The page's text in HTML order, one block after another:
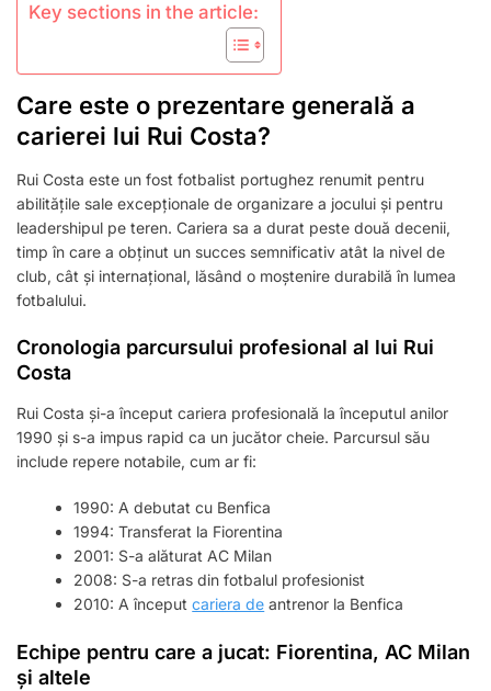
Key sections in the article:
Care este o prezentare generală a
carierei lui Rui Costa?
Rui Costa este un fost fotbalist portughez renumit pentru
abilitățile sale excepționale de organizare a jocului și pentru
leadershipul pe teren. Cariera sa a durat peste două decenii,
timp în care a obținut un succes semnificativ atât la nivel de
club, cât și internațional, lăsând o moștenire durabilă în lumea
fotbalului.
Cronologia parcursului profesional al lui Rui
Costa
Rui Costa și-a început cariera profesională la începutul anilor
1990 și s-a impus rapid ca un jucător cheie. Parcursul său
include repere notabile, cum ar fi:
1990: A debutat cu Benfica
1994: Transferat la Fiorentina
2001: S-a alăturat AC Milan
2008: S-a retras din fotbalul profesionist
2010: A începutcariera de antrenor la Benfica
Echipe pentru care a jucat: Fiorentina, AC Milan
și altele